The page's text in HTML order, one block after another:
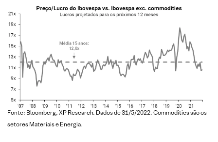
Fonte: Bloomberg, XP Research. Dados de 31/5/2022. Commodities são os
setores Materiais e Energia.